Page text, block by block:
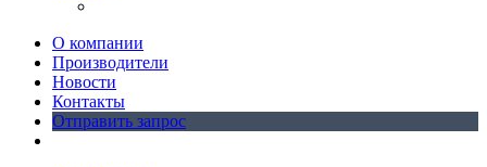
О компании
Производители
Новости
Контакты
Отправить запрос